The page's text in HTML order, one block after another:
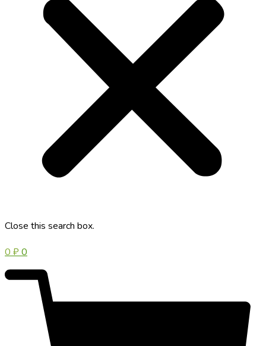
Close this search box.
0 ₽0